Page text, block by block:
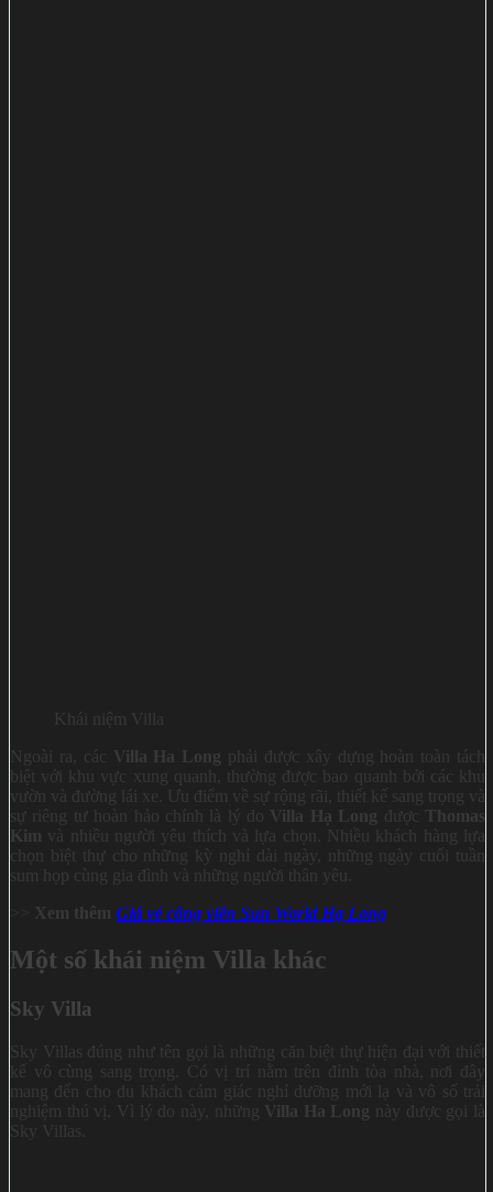
Khái niệm Villa
Ngoài ra, các Villa Ha Long phải được xây dựng hoàn toàn tách
biệt với khu vực xung quanh, thường được bao quanh bởi các khu
vườn và đường lái xe. Ưu điểm về sự rộng rãi, thiết kế sang trọng và
sự riêng tư hoàn hảo chính là lý do Villa Hạ Long được
Thomas
Kim và nhiều người yêu thích và lựa chọn. Nhiều khách hàng lựa
chọn biệt thự cho những kỳ nghỉ dài ngày, những ngày cuối tuần
sum họp cùng gia đình và những người thân yêu.
Xem thêm Giá vé công viên Sun World Hạ Long
Một số khái niệm Villa khác
Sky Villa
Sky Villas đúng như tên gọi là những căn biệt thự hiện đại với thiết
kế vô cùng sang trọng. Có vị trí nằm trên đỉnh tòa nhà, nơi đây
mang đến cho du khách cảm giác nghỉ dưỡng mới lạ và vô số trải
nghiệm thú vị. Vì lý do này, những Villa Ha Long này được gọi là
Sky Villas.